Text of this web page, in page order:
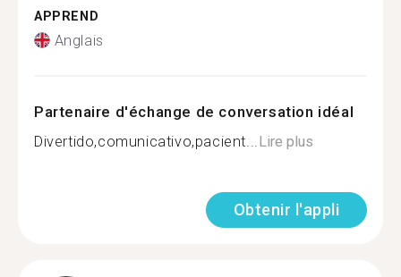
APPREND
Anglais
Partenaire d'échange de conversation idéal
Divertido,comunicativo,pacient... Lire plus
Obtenir l'appli